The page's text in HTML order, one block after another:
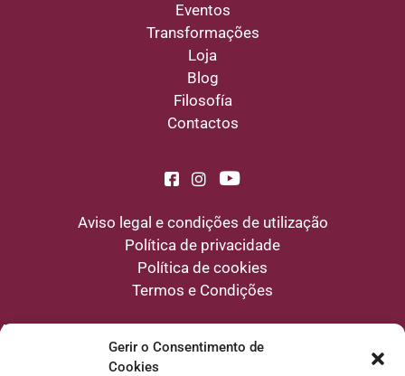
Gerir o Consentimento de
Cookies
Eventos
Transformações
Loja
Blog
Filosofía
Contactos
Aviso legal e condições de utilização
Política de privacidade
Política de cookies
Termos e Condições
Aviso
divulgação sobre bem-estar natural e alimentação consciente. Não constituem
um diagnóstico, tratamento ou prescrição médica, e a navegação neste website